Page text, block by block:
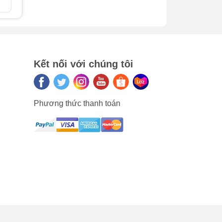
Kết nối với chúng tôi
Phương thức thanh toán